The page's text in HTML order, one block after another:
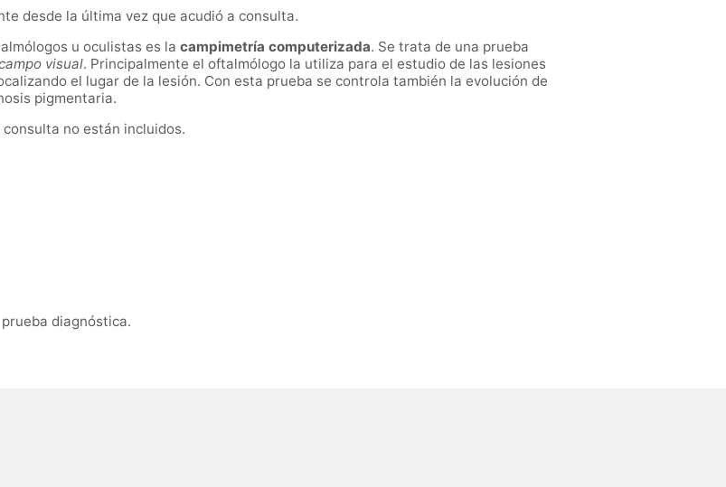
desde la última vez que acudió a consulta.
u oculistas es la campimetría computerizada. Se trata de una prueba
visual. Principalmente el oftalmólogo la utiliza para el estudio de las lesiones
el lugar de la lesión. Con esta prueba se controla también la evolución de
pigmentaria.
no están incluidos.
diagnóstica.